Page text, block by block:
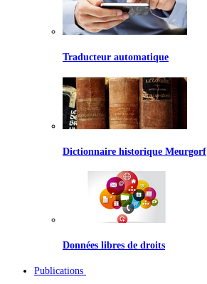
Traducteur automatique
Dictionnaire historique Meurgorf
Données libres de droits
Publications